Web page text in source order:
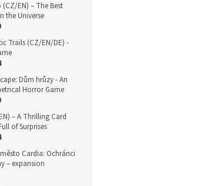
EN) – The Best
the Universe
Trails (CZ/EN/DE) -
Dům hrůzy - An
Horror Game
– A Thrilling Card
of Surprises
Cardia: Ochránci
– expansion